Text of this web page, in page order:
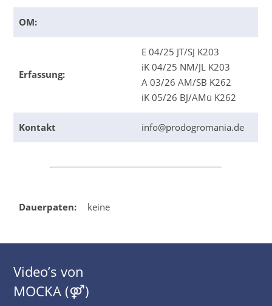
OM:
Erfassung:
E 04/25 JT/SJ K203
iK 04/25 NM/JL K203
A 03/26 AM/SB K262
iK 05/26 BJ/AMü K262
Kontakt info@prodogromania.de
Dauerpaten: keine
Video’s von
MOCKA (⚤)